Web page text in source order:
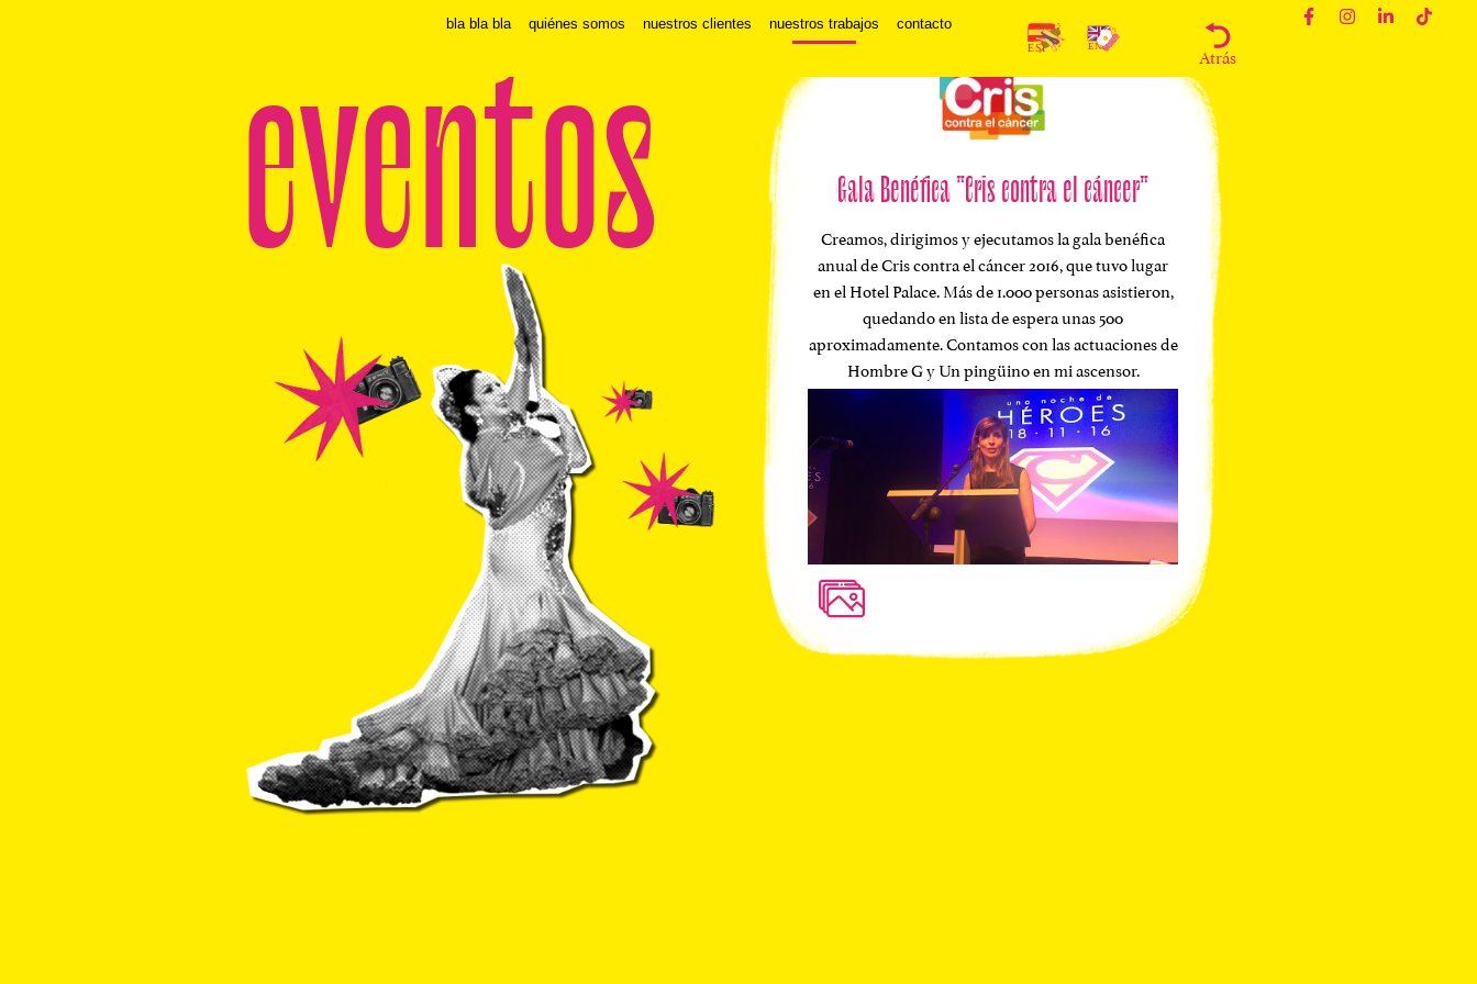
bla bla bla quiénes somos nuestros clientes nuestros trabajos contacto
eventos Atrás
Gala Benéfica "Cris contra el cáncer"
Creamos, dirigimos y ejecutamos la gala benéfica
anual de Cris contra el cáncer 2016, que tuvo lugar
en el Hotel Palace. Más de 1.000 personas asistieron,
quedando en lista de espera unas 500
aproximadamente. Contamos con las actuaciones de
Hombre G y Un pingüino en mi ascensor.